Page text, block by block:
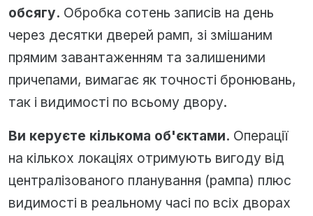
обсягу. Обробка сотень записів на день
через десятки дверей рамп, зі змішаним
прямим завантаженням та залишеними
причепами, вимагає як точності бронювань,
так і видимості по всьому двору.
Ви керуєте кількома об'єктами. Операції
на кількох локаціях отримують вигоду від
централізованого планування (рампа) плюс
видимості в реальному часі по всіх дворах